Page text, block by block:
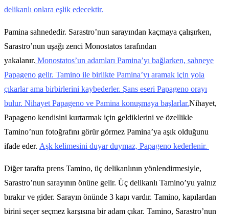
delikanlı onlara eşlik edecektir.
Pamina sahnededir. Sarastro’nun sarayından kaçmaya çalışırken,
Sarastro’nun uşağı zenci Monostatos tarafından
yakalanır. Monostatos’un adamları Pamina’yı bağlarken, sahneye
Papageno gelir. Tamino ile birlikte Pamina’yı aramak için yola
çıkarlar ama birbirlerini kaybederler. Şans eseri Papageno orayı
bulur. Nihayet Papageno ve Pamina konuşmaya başlarlar.Nihayet,
Papageno kendisini kurtarmak için geldiklerini ve özellikle
Tamino’nun fotoğrafını görür görmez Pamina’ya aşık olduğunu
ifade eder. Aşk kelimesini duyar duymaz, Papageno kederlenir.
Diğer tarafta prens Tamino, üç delikanlının yönlendirmesiyle,
Sarastro’nun sarayının önüne gelir. Üç delikanlı Tamino’yu yalnız
bırakır ve gider. Sarayın önünde 3 kapı vardır. Tamino, kapılardan
birini seçer seçmez karşısına bir adam çıkar. Tamino, Sarastro’nun